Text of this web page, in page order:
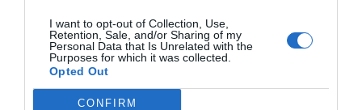
I want to opt-out of Collection, Use,
Retention, Sale, and/or Sharing of my
Personal Data that Is Unrelated with the
Purposes for which it was collected.
Opted Out
CONFIRM